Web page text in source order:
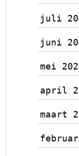
juli
juni
mei
april
maart